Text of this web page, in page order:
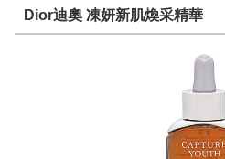
Dior迪奧 凍妍新肌煥采精華